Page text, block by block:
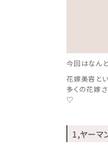
今回はなん
花嫁美容と
多くの花嫁
♡
1,ヤーマ